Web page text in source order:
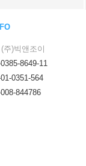
주)빅앤조이
8649-11
0351-564
844786